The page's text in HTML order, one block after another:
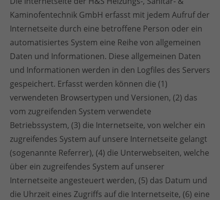
Kaminofentechnik GmbH erfasst mit jedem Aufruf der
Internetseite durch eine betroffene Person oder ein
automatisiertes System eine Reihe von allgemeinen
Daten und Informationen. Diese allgemeinen Daten
und Informationen werden in den Logfiles des Servers
gespeichert. Erfasst werden können die (1)
verwendeten Browsertypen und Versionen, (2) das
vom zugreifenden System verwendete
Betriebssystem, (3) die Internetseite, von welcher ein
zugreifendes System auf unsere Internetseite gelangt
(sogenannte Referrer), (4) die Unterwebseiten, welche
über ein zugreifendes System auf unserer
Internetseite angesteuert werden, (5) das Datum und
die Uhrzeit eines Zugriffs auf die Internetseite, (6) eine